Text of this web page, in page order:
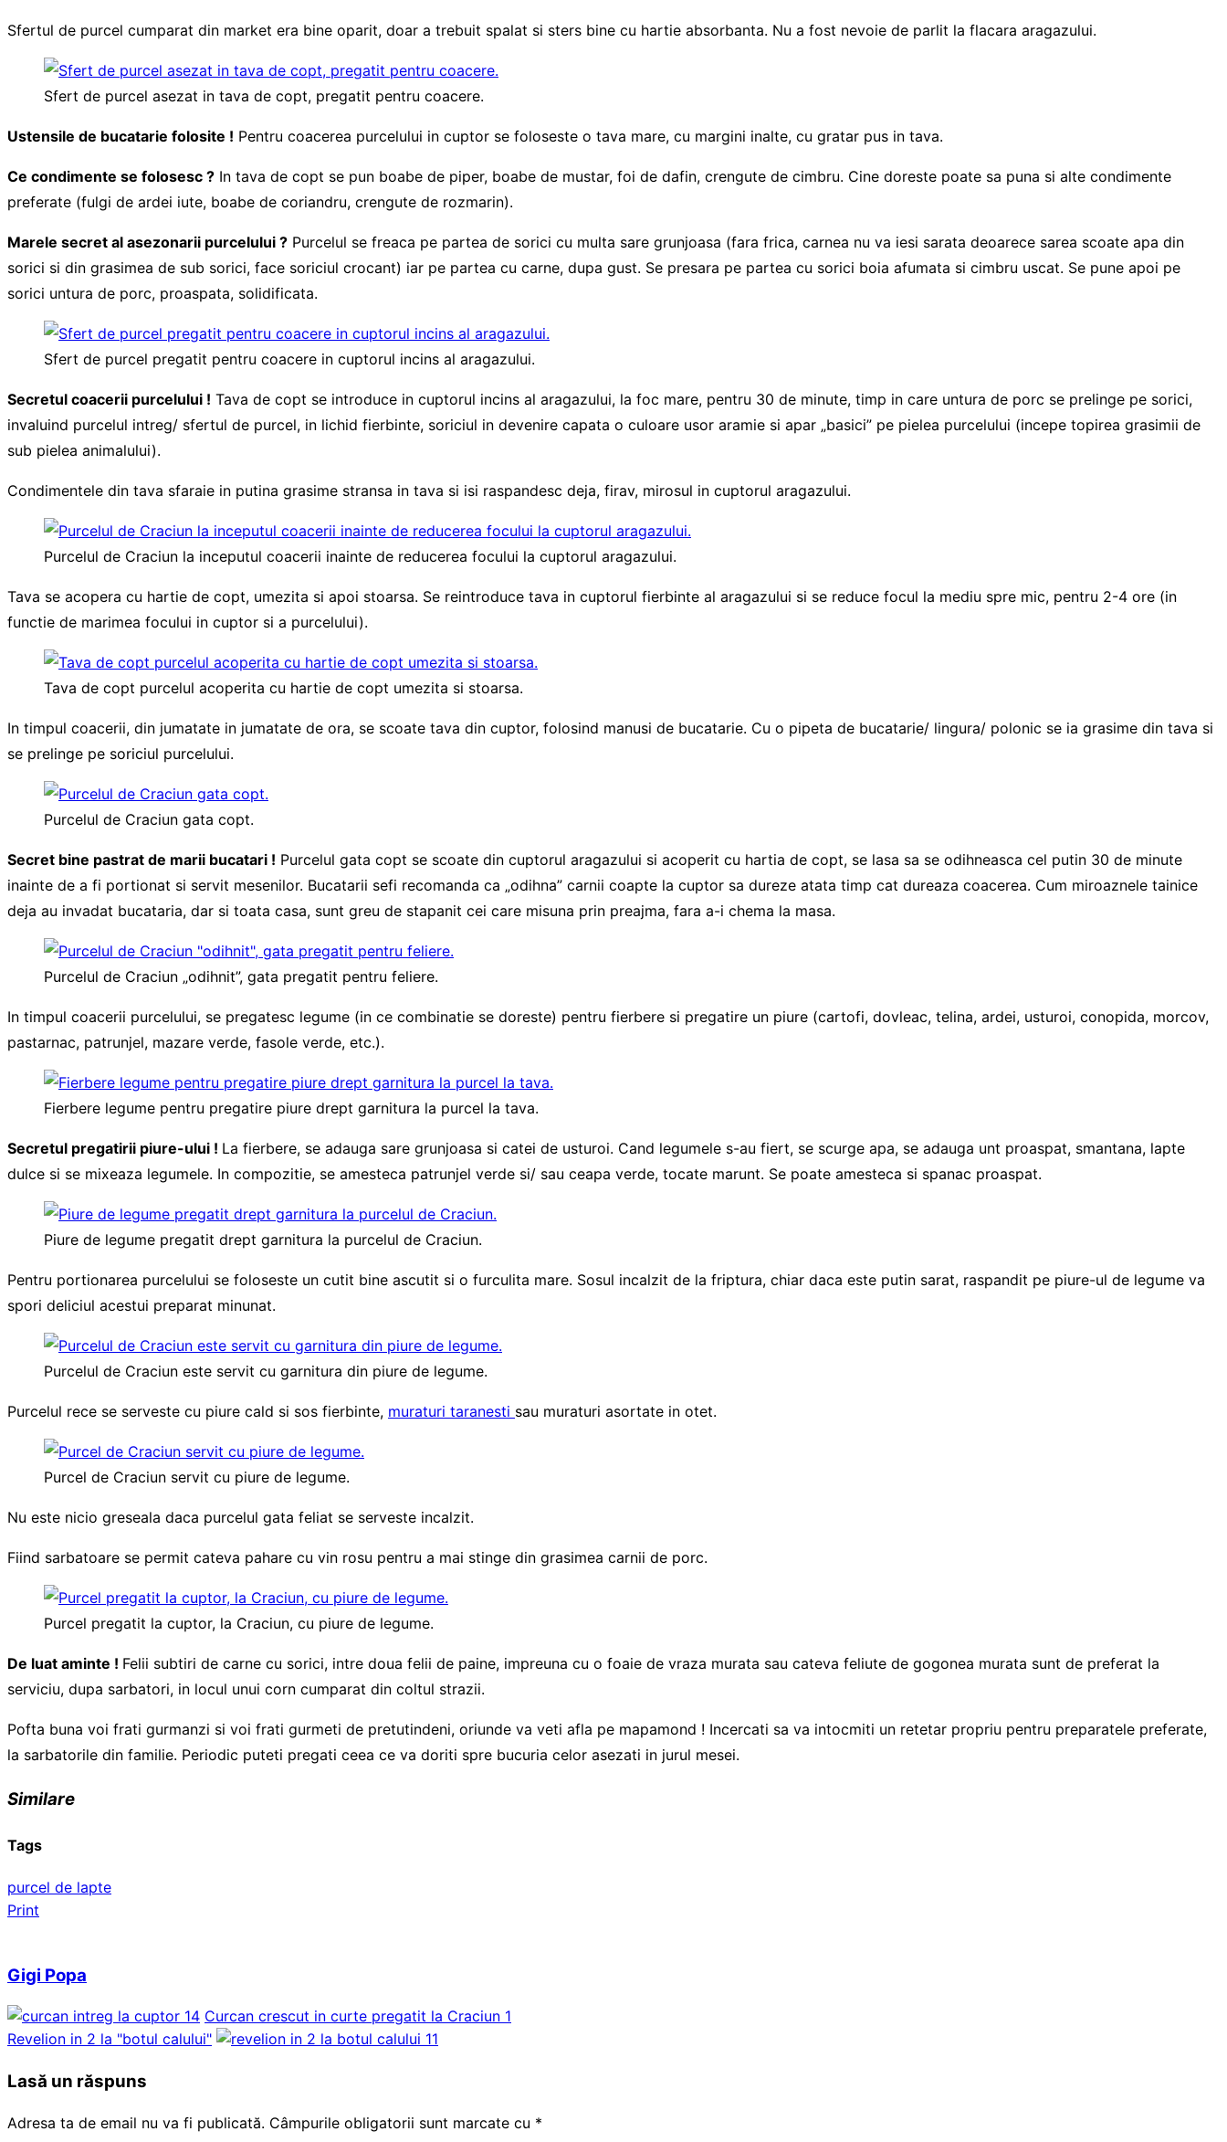
Sfertul de purcel cumparat din market era bine oparit, doar a trebuit spalat si sters bine cu hartie absorbanta. Nu a fost nevoie de parlit la flacara aragazului.
Sfert de purcel asezat in tava de copt, pregatit pentru coacere.
Ustensile de bucatarie folosite ! Pentru coacerea purcelului in cuptor se foloseste o tava mare, cu margini inalte, cu gratar pus in tava.
Ce condimente se folosesc ? In tava de copt se pun boabe de piper, boabe de mustar, foi de dafin, crengute de cimbru. Cine doreste poate sa puna si alte condimente
preferate (fulgi de ardei iute, boabe de coriandru, crengute de rozmarin).
Marele secret al asezonarii purcelului ? Purcelul se freaca pe partea de sorici cu multa sare grunjoasa (fara frica, carnea nu va iesi sarata deoarece sarea scoate apa din
sorici si din grasimea de sub sorici, face soriciul crocant) iar pe partea cu carne, dupa gust. Se presara pe partea cu sorici boia afumata si cimbru uscat. Se pune apoi pe
sorici untura de porc, proaspata, solidificata.
Sfert de purcel pregatit pentru coacere in cuptorul incins al aragazului.
Secretul coacerii purcelului ! Tava de copt se introduce in cuptorul incins al aragazului, la foc mare, pentru 30 de minute, timp in care untura de porc se prelinge pe sorici,
invaluind purcelul intreg/ sfertul de purcel, in lichid fierbinte, soriciul in devenire capata o culoare usor aramie si apar „basici” pe pielea purcelului (incepe topirea grasimii de
sub pielea animalului).
Condimentele din tava sfaraie in putina grasime stransa in tava si isi raspandesc deja, firav, mirosul in cuptorul aragazului.
Purcelul de Craciun la inceputul coacerii inainte de reducerea focului la cuptorul aragazului.
Tava se acopera cu hartie de copt, umezita si apoi stoarsa. Se reintroduce tava in cuptorul fierbinte al aragazului si se reduce focul la mediu spre mic, pentru 2-4 ore (in
functie de marimea focului in cuptor si a purcelului).
Tava de copt purcelul acoperita cu hartie de copt umezita si stoarsa.
In timpul coacerii, din jumatate in jumatate de ora, se scoate tava din cuptor, folosind manusi de bucatarie. Cu o pipeta de bucatarie/ lingura/ polonic se ia grasime din tava si
se prelinge pe soriciul purcelului.
Purcelul de Craciun gata copt.
Secret bine pastrat de marii bucatari ! Purcelul gata copt se scoate din cuptorul aragazului si acoperit cu hartia de copt, se lasa sa se odihneasca cel putin 30 de minute
inainte de a fi portionat si servit mesenilor. Bucatarii sefi recomanda ca „odihna” carnii coapte la cuptor sa dureze atata timp cat dureaza coacerea. Cum miroaznele tainice
deja au invadat bucataria, dar si toata casa, sunt greu de stapanit cei care misuna prin preajma, fara a-i chema la masa.
Purcelul de Craciun „odihnit”, gata pregatit pentru feliere.
In timpul coacerii purcelului, se pregatesc legume (in ce combinatie se doreste) pentru fierbere si pregatire un piure (cartofi, dovleac, telina, ardei, usturoi, conopida, morcov,
pastarnac, patrunjel, mazare verde, fasole verde, etc.).
Fierbere legume pentru pregatire piure drept garnitura la purcel la tava.
Secretul pregatirii piure-ului ! La fierbere, se adauga sare grunjoasa si catei de usturoi. Cand legumele s-au fiert, se scurge apa, se adauga unt proaspat, smantana, lapte
dulce si se mixeaza legumele. In compozitie, se amesteca patrunjel verde si/ sau ceapa verde, tocate marunt. Se poate amesteca si spanac proaspat.
Piure de legume pregatit drept garnitura la purcelul de Craciun.
Pentru portionarea purcelului se foloseste un cutit bine ascutit si o furculita mare. Sosul incalzit de la friptura, chiar daca este putin sarat, raspandit pe piure-ul de legume va
spori deliciul acestui preparat minunat.
Purcelul de Craciun este servit cu garnitura din piure de legume.
Purcelul rece se serveste cu piure cald si sos fierbinte, muraturi taranesti sau muraturi asortate in otet.
Purcel de Craciun servit cu piure de legume.
Nu este nicio greseala daca purcelul gata feliat se serveste incalzit.
Fiind sarbatoare se permit cateva pahare cu vin rosu pentru a mai stinge din grasimea carnii de porc.
Purcel pregatit la cuptor, la Craciun, cu piure de legume.
De luat aminte ! Felii subtiri de carne cu sorici, intre doua felii de paine, impreuna cu o foaie de vraza murata sau cateva feliute de gogonea murata sunt de preferat la
serviciu, dupa sarbatori, in locul unui corn cumparat din coltul strazii.
Pofta buna voi frati gurmanzi si voi frati gurmeti de pretutindeni, oriunde va veti afla pe mapamond ! Incercati sa va intocmiti un retetar propriu pentru preparatele preferate,
la sarbatorile din familie. Periodic puteti pregati ceea ce va doriti spre bucuria celor asezati in jurul mesei.
Similare
Tags
purcel de lapte
Print
Gigi Popa
Curcan crescut in curte pregatit la Craciun 1
Revelion in 2 la "botul calului"
Lasă un răspuns
Adresa ta de email nu va fi publicată. Câmpurile obligatorii sunt marcate cu *